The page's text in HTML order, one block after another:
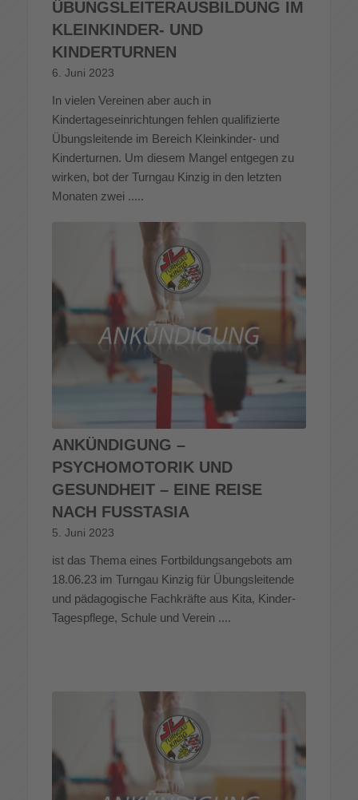
ÜBUNGSLEITERAUSBILDUNG IM
KLEINKINDER- UND
KINDERTURNEN
6. Juni 2023
In vielen Vereinen aber auch in
Kindertageseinrichtungen fehlen qualifizierte
Übungsleitende im Bereich Kleinkinder- und
Kinderturnen. Um diesem Mangel entgegen zu
wirken, bot der Turngau Kinzig in den letzten
Monaten zwei .....
ANKÜNDIGUNG –
PSYCHOMOTORIK UND
GESUNDHEIT – EINE REISE
NACH FUSSTASIA
5. Juni 2023
ist das Thema eines Fortbildungsangebots am
18.06.23 im Turngau Kinzig für Übungsleitende
und pädagogische Fachkräfte aus Kita, Kinder-
Tagespflege, Schule und Verein ....